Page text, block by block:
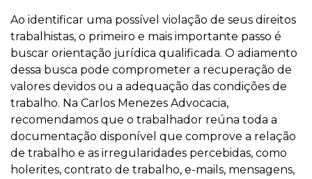
Ao identificar uma possível violação de seus direitos
trabalhistas, o primeiro e mais importante passo é
buscar orientação jurídica qualificada. O adiamento
dessa busca pode comprometer a recuperação de
valores devidos ou a adequação das condições de
trabalho. Na Carlos Menezes Advocacia,
recomendamos que o trabalhador reúna toda a
documentação disponível que comprove a relação
de trabalho e as irregularidades percebidas, como
holerites, contrato de trabalho, e-mails, mensagens,